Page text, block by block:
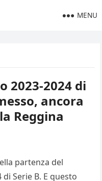
MENU
2023-2024 di
ancora
Reggina
partenza del
Serie B. E questo